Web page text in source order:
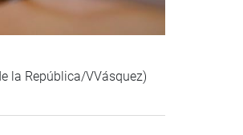
la República/VVásquez)